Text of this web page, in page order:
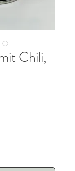
Chili,